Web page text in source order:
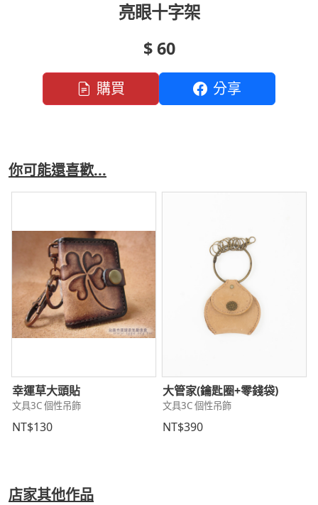
亮眼十字架
$ 60
購買 分享
你可能還喜歡...
幸運草大頭貼
文具3C 個性吊飾
NT$130
大管家(鑰匙圈+零錢袋)
文具3C 個性吊飾
NT$390
店家其他作品